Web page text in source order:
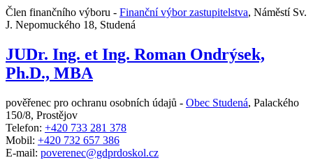
Člen finančního výboru - Finanční výbor zastupitelstva, Náměstí Sv.
J. Nepomuckého 18, Studená
JUDr. Ing. et Ing. Roman Ondrýsek,
Ph.D., MBA
pověřenec pro ochranu osobních údajů - Obec Studená, Palackého
150/8, Prostějov
Telefon: +420 733 281 378
Mobil: +420 732 657 386
E-mail: poverenec@gdprdoskol.cz